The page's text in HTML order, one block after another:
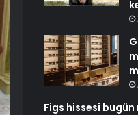
Figs hissesi